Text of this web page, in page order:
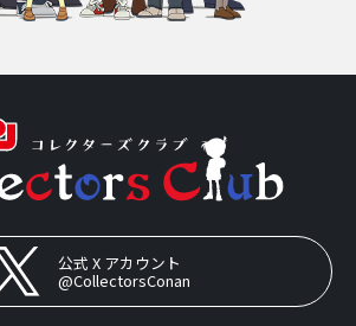
公式 X アカウント
@CollectorsConan